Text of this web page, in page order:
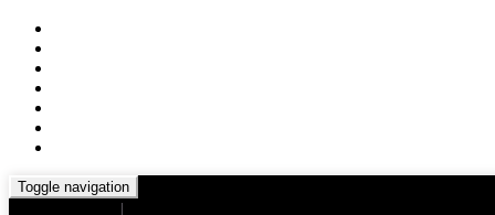
Toggle navigation